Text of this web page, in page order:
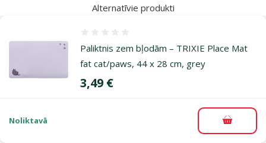
Alternatīvie produkti
Paliktnis zem bļodām – TRIXIE Place Mat
fat cat/paws, 44 x 28 cm, grey
Cena
3,49 €
Noliktavā